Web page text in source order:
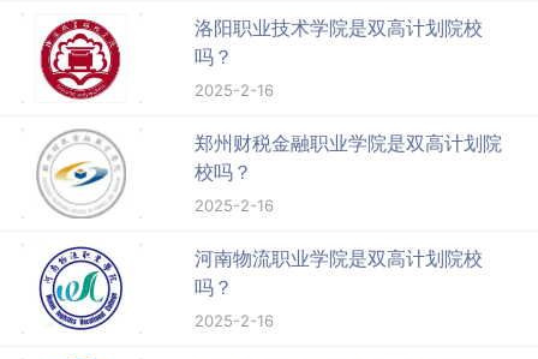
洛阳职业技术学院是双高计划院校
吗？
2025-2-16
郑州财税金融职业学院是双高计划院
校吗？
2025-2-16
河南物流职业学院是双高计划院校
吗？
2025-2-16